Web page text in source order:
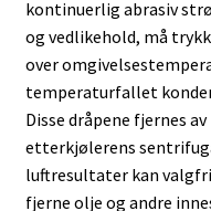
kontinuerlig abrasiv
og vedlikehold, må
over
temperaturfallet
Disse dråpene fjernes av
etterkjølerens
luftresultater kan
fjerne olje og andre